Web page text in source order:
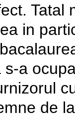
Tatal
in
a
de